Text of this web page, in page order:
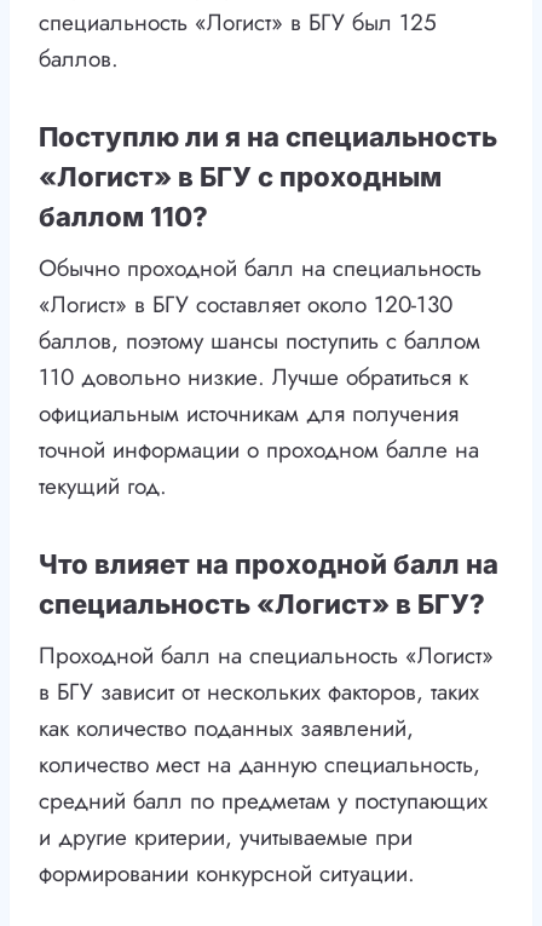
специальность «Логист» в БГУ был 125
баллов.
Поступлю ли я на специальность
«Логист» в БГУ с проходным
баллом 110?
Обычно проходной балл на специальность
«Логист» в БГУ составляет около 120-130
баллов, поэтому шансы поступить с баллом
110 довольно низкие. Лучше обратиться к
официальным источникам для получения
точной информации о проходном балле на
текущий год.
Что влияет на проходной балл на
специальность «Логист» в БГУ?
Проходной балл на специальность «Логист»
в БГУ зависит от нескольких факторов, таких
как количество поданных заявлений,
количество мест на данную специальность,
средний балл по предметам у поступающих
и другие критерии, учитываемые при
формировании конкурсной ситуации.